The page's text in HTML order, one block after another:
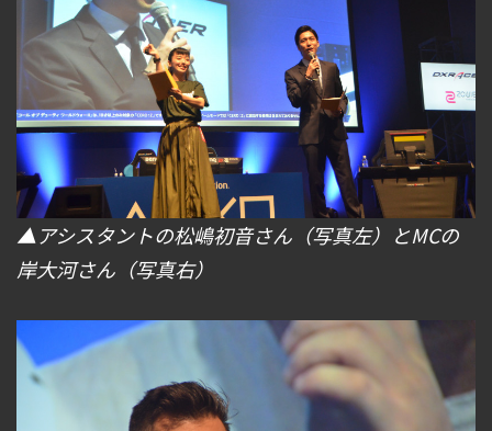
▲アシスタントの松嶋初音さん（写真左）とMCの
岸大河さん（写真右）